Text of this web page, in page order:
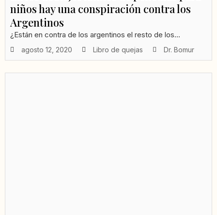
niños hay una conspiración contra los
Argentinos
¿Están en contra de los argentinos el resto de los...
agosto 12, 2020 Libro de quejas Dr. Bomur